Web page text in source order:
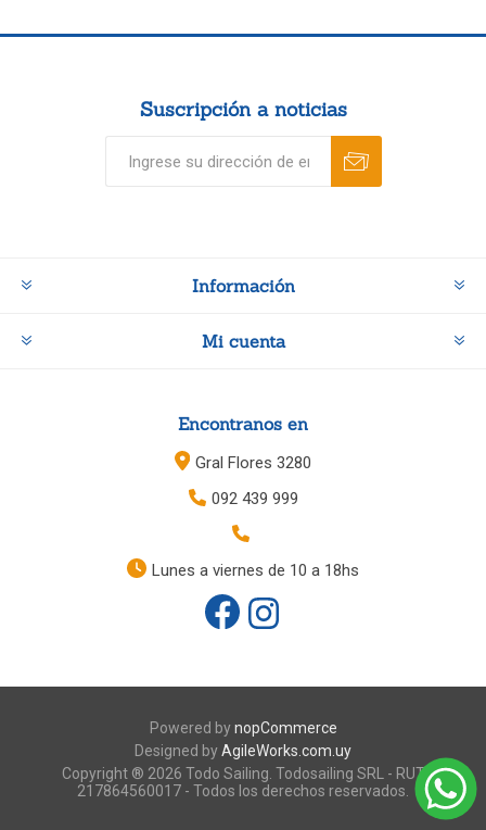
Suscripción a noticias
Información
Mi cuenta
Encontranos en
Gral Flores 3280
092 439 999
Lunes a viernes de 10 a 18hs
Powered bynopCommerce
Designed byAgileWorks.com.uy
Copyright ® 2026 Todo Sailing. Todosailing SRL - RUT
217864560017 - Todos los derechos reservados.